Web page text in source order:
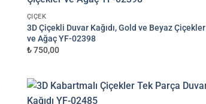
ÇIÇEK
3D Çiçekli Duvar Kağıdı, Gold ve Beyaz Çiçekler
ve Ağaç YF-02398
₺ 750,00